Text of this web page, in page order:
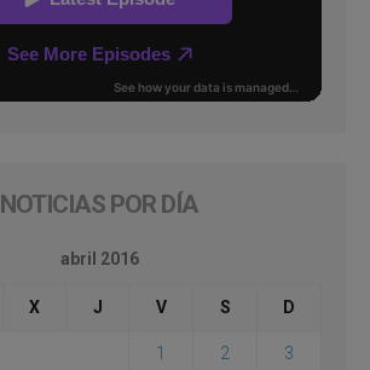
NOTICIAS POR DÍA
abril 2016
X J V S D
1 2 3